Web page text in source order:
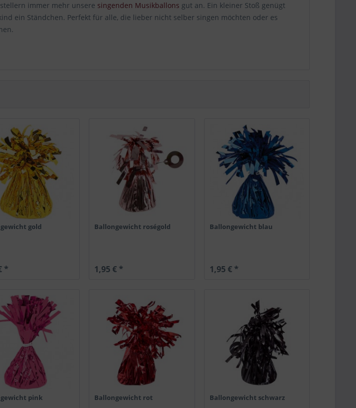
immer mehr unsere singenden Musikballons gut an. Ein kleiner Stoß genügt
ein Ständchen. Perfekt für alle, die lieber nicht selber singen möchten oder es
gold
*
Ballongewicht roségold
1,95 € *
Ballongewicht blau
1,95 € *
pink Ballongewicht rot Ballongewicht schwarz